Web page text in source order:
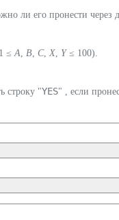
ли его пронести через
≤A, B, C,X, Y≤ 100).
строку "YES" , если